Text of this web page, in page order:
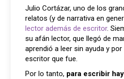
Julio Cortázar, uno de los
relatos (y de narrativa en
lector además de escritor.
su afán lector, que llegó de
aprendió a leer sin ayuda y
escritor que fue.
Por lo tanto, para escribir